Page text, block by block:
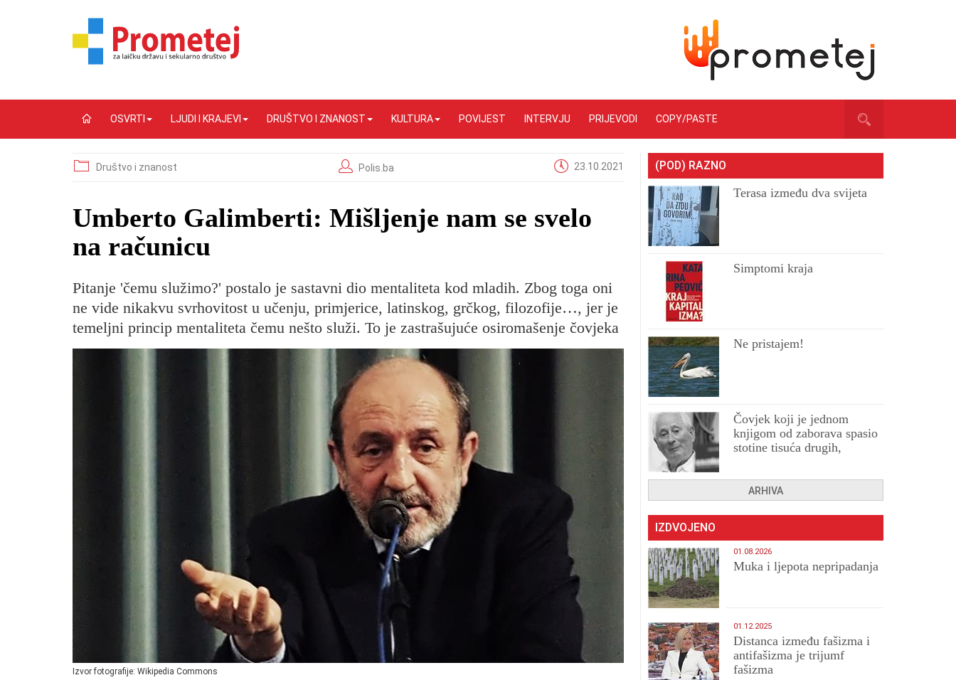
OSVRTI LJUDI I KRAJEVI DRUŠTVO I ZNANOST KULTURA POVIJEST INTERVJU PRIJEVODI COPY/PASTE
Društvo i znanost Polis.ba 23.10.2021
Umberto Galimberti: Mišljenje nam se svelo
na računicu
Pitanje 'čemu služimo?' postalo je sastavni dio mentaliteta kod mladih. Zbog toga oni
ne vide nikakvu svrhovitost u učenju, primjerice, latinskog, grčkog, filozofije…, jer je
temeljni princip mentaliteta čemu nešto služi. To je zastrašujuće osiromašenje čovjeka
Izvor fotografije: Wikipedia Commons
(POD) RAZNO
Terasa između dva svijeta
Simptomi kraja
Ne pristajem!
Čovjek koji je jednom
knjigom od zaborava spasio
stotine tisuća drugih,
ARHIVA
IZDVOJENO
01.08.2026
Muka i ljepota nepripadanja
01.12.2025
Distanca između fašizma i
antifašizma je trijumf
fašizma